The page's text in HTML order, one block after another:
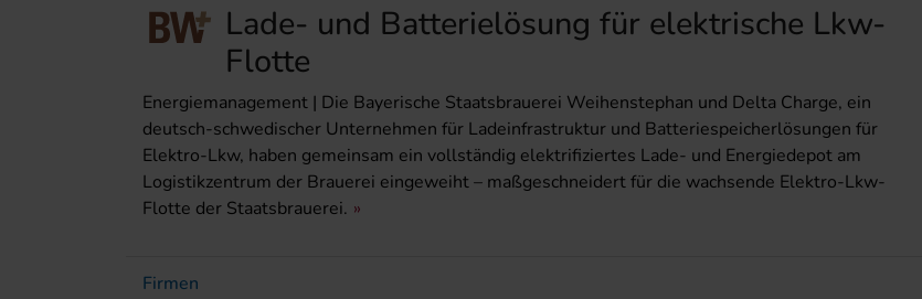
Lade- und Batterielösung für elektrische Lkw-
Flotte
Energiemanagement | Die Bayerische Staatsbrauerei Weihenstephan und Delta Charge, ein
deutsch-schwedischer Unternehmen für Ladeinfrastruktur und Batteriespeicherlösungen für
Elektro-Lkw, haben gemeinsam ein vollständig elektrifiziertes Lade- und Energiedepot am
Logistikzentrum der Brauerei eingeweiht – maßgeschneidert für die wachsende Elektro-Lkw-
Flotte der Staatsbrauerei.
Firmen